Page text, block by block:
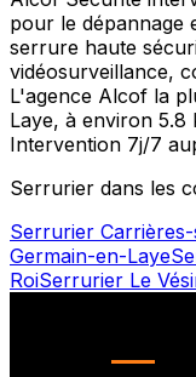
pour le dépannage
serrure haute
vidéosurveillance,
L'agence Alcof la
Laye, à environ 5.8
Intervention 7j/7
Serrurier dans les
Serrurier
Germain-en-Laye
RoiSerrurier Le